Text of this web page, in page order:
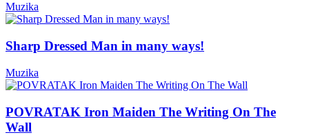
Muzika
Sharp Dressed Man in many ways!
Muzika
POVRATAK Iron Maiden The Writing On The
Wall